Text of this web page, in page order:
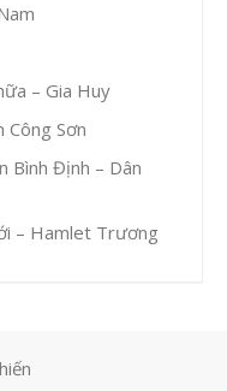
– Gia Huy
Sơn
Bình Định – Dân
– Hamlet Trương